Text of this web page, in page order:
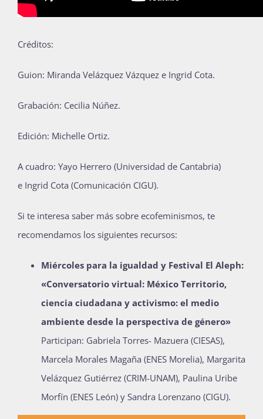
Créditos:
Guion: Miranda Velázquez Vázquez e Ingrid Cota.
Grabación: Cecilia Núñez.
Edición: Michelle Ortiz.
A cuadro: Yayo Herrero (Universidad de Cantabria)
e Ingrid Cota (Comunicación CIGU).
Si te interesa saber más sobre ecofeminismos, te
recomendamos los siguientes recursos:
Miércoles para la igualdad y Festival El Aleph:
«Conversatorio virtual: México Territorio,
ciencia ciudadana y activismo: el medio
ambiente desde la perspectiva de género»
Participan: Gabriela Torres- Mazuera (CIESAS),
Marcela Morales Magaña (ENES Morelia), Margarita
Velázquez Gutiérrez (CRIM-UNAM), Paulina Uribe
Morfín (ENES León) y Sandra Lorenzano (CIGU).